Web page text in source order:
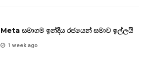
Meta සමාගම ඉන්දීය රජයෙන් සමාව ඉල්ලයි
1 week ago